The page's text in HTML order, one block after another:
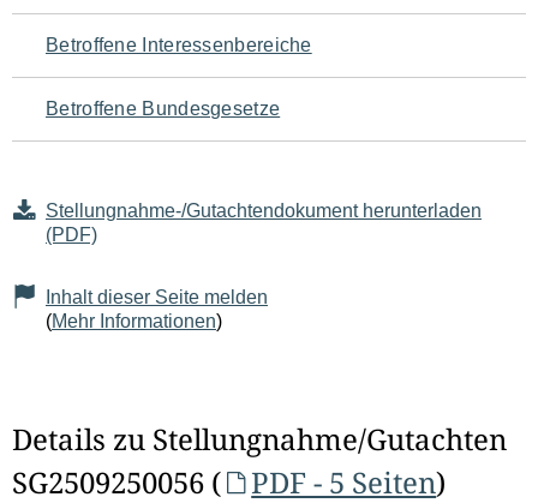
für
den
Seiteninhalt
Betroffene Interessenbereiche
Betroffene Bundesgesetze
Stellungnahme-/Gutachtendokument herunterladen
(PDF)
Inhalt dieser Seite melden
(Mehr Informationen)
Details zu Stellungnahme/Gutachten
SG2509250056 (
PDF - 5 Seiten)